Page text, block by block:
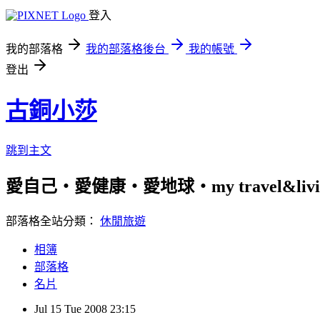
登入
我的部落格 我的部落格後台
我的帳號
登出
古銅小莎
跳到主文
愛自己‧愛健康‧愛地球‧my
部落格全站分類： 休閒旅遊
相簿
部落格
名片
Jul 15 Tue 2008 23:15